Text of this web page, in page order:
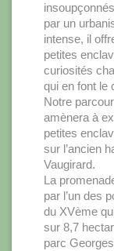
par un
intense, il
petites
curiosités
qui en font le
Notre
amènera à
petites
sur l’ancien
Vaugirard.
La
par l’un des
du XVème
sur 8,7
parc